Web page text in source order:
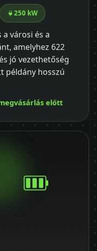
250 kW
városi és a
amelyhez 622
jó vezethetőség
példány hosszú
előtt